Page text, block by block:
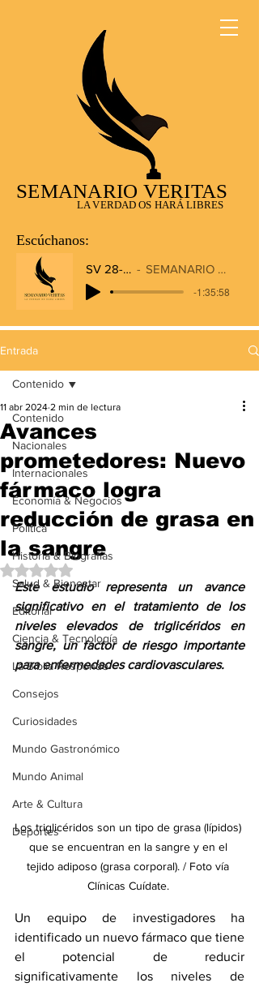
SEMANARIO VERITAS
LA VERDAD OS HARÁ LIBRES
Escúchanos:
SV 28-12-2025
SEMANARIO VERITAS RADIO
-1:35:58
Entrada
Contenido
Nacionales
Internacionales
Economía & Negocios
Política
Historia & Biografías
Salud & Bienestar
Editorial
Ciencia & Tecnología
La Biblia Responde
Consejos
Curiosidades
Mundo Gastronómico
Mundo Animal
Arte & Cultura
Deportes
Contenido
Avances
prometedores: Nuevo
fármaco logra
reducción de grasa en
la sangre
11 abr 2024 2 min de lectura
Obtuvo NaN de 5 estrellas.
Este estudio representa un avance
significativo en el tratamiento de los
niveles elevados de triglicéridos en
sangre, un factor de riesgo importante
para enfermedades cardiovasculares.
Los triglicéridos son un tipo de grasa (lípidos)
que se encuentran en la sangre y en el
tejido adiposo (grasa corporal). / Foto vía
Clínicas Cuídate.
Un equipo de investigadores ha
identificado un nuevo fármaco que tiene
el potencial de reducir
significativamente los niveles de